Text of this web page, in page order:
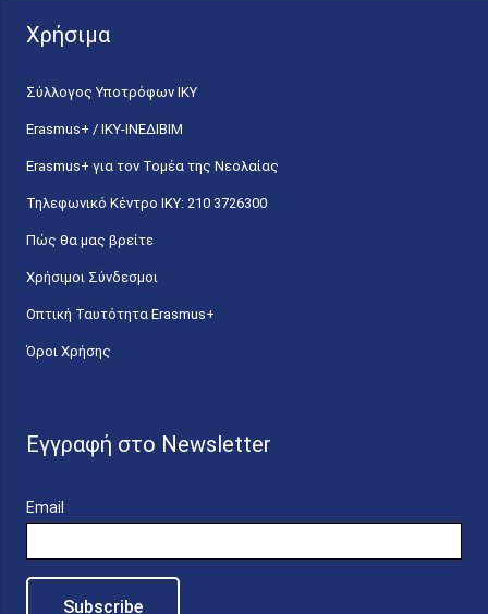
Χρήσιμα
Σύλλογος Υποτρόφων ΙΚΥ
Erasmus+ / ΙΚΥ-ΙΝΕΔΙΒΙΜ
Erasmus+ για τον Τομέα της Νεολαίας
Τηλεφωνικό Κέντρο IKY: 210 3726300
Πώς θα μας βρείτε
Χρήσιμοι Σύνδεσμοι
Οπτική Ταυτότητα Erasmus+
Όροι Χρήσης
Εγγραφή στο Newsletter
Email